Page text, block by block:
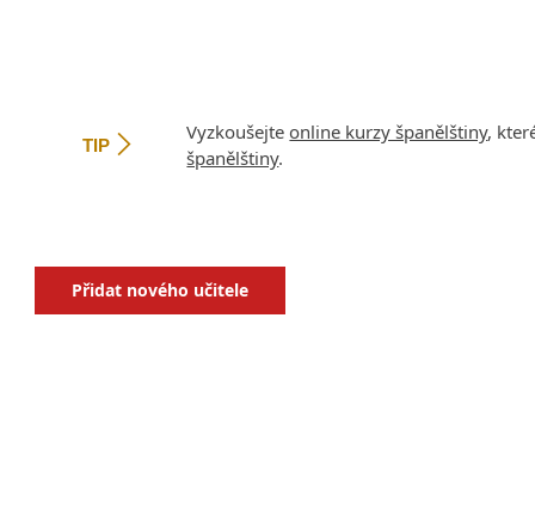
TIP
Vyzkoušejte online kurzy španělštiny,
španělštiny.
Přidat nového učitele